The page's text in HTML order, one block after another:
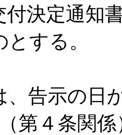
付決定通知
する。
、告示の日
第４条関係